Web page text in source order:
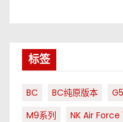
标签
BC BC纯原版本 G5
M9系列
NK Air Force